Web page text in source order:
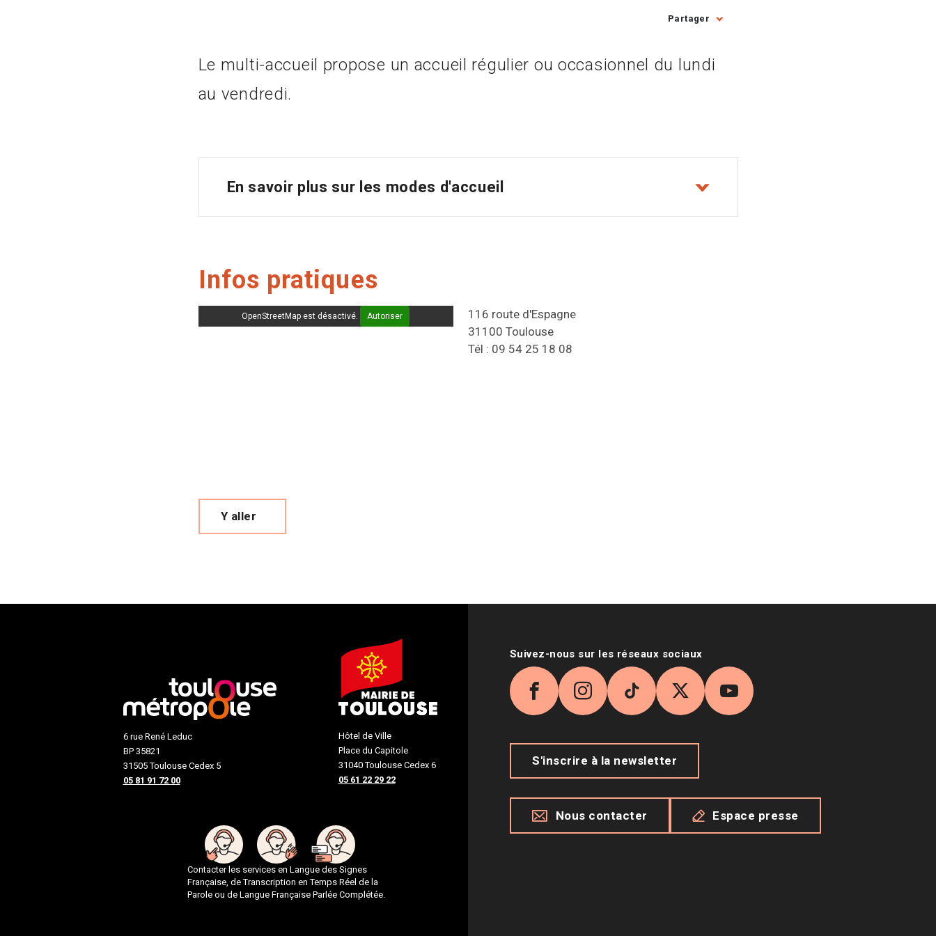
Partager
Le multi-accueil propose un accueil régulier ou occasionnel du lundi
au vendredi.
En savoir plus sur les modes d'accueil
Infos pratiques
OpenStreetMap est désactivé. Autoriser
Y aller
116 route d'Espagne
31100 Toulouse
Tél : 09 54 25 18 08
6 rue René Leduc
BP 35821
31505 Toulouse Cedex 5
05 81 91 72 00
Hôtel de Ville
Place du Capitole
31040 Toulouse Cedex 6
05 61 22 29 22
Contacter les services en Langue des Signes
Française, de Transcription en Temps Réel de la
Parole ou de Langue Française Parlée Complétée.
Suivez-nous sur les réseaux sociaux
FacebookInstagram
TikTokX YouTube
S'inscrire à la newsletter
Nous contacter Espace presse